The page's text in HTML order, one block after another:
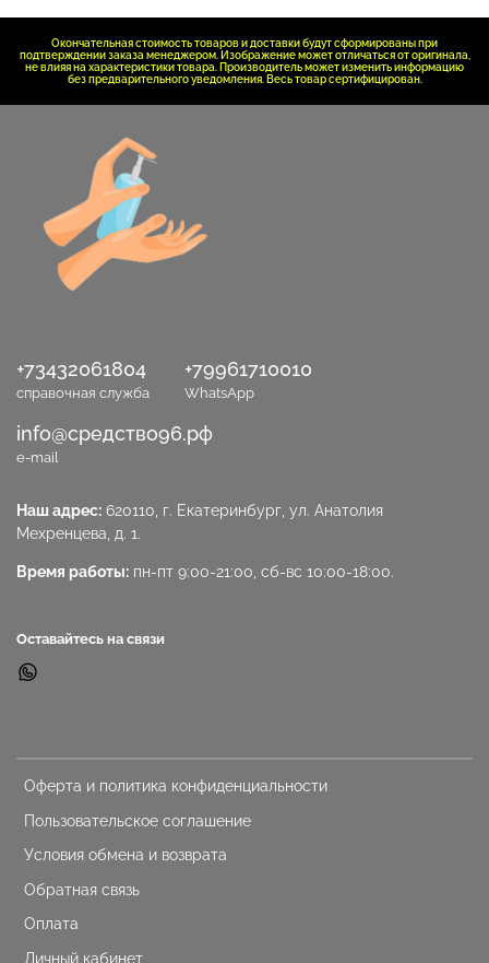
Окончательная стоимость товаров и доставки будут сформированы при
подтверждении заказа менеджером. Изображение может отличаться от оригинала,
не влияя на характеристики товара. Производитель может изменить информацию
без предварительного уведомления. Весь товар сертифицирован.
Оферта и политика конфиденциальности
Пользовательское соглашение
Условия обмена и возврата
Обратная связь
Оплата
Личный кабинет
+73432061804
справочная служба
+79961710010
WhatsApp
info@средство96.рф
e-mail
Наш адрес: 620110, г. Екатеринбург, ул. Анатолия
Мехренцева, д. 1.
Время работы: пн-пт 9:00-21:00, сб-вс 10:00-18:00.
Оставайтесь на связи